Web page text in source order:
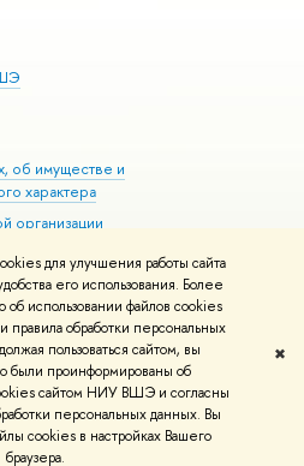
для улучшения работы сайта
его использования. Более
использовании файлов cookies
правила обработки персональных
пользоваться сайтом, вы
были проинформированы об
сайтом НИУ ВШЭ и согласны
персональных данных. Вы
cookies в настройках Вашего
браузера.
✖
об имуществе и
характера
организации
здоровья
и контакты Условия использования
Карта сайта
вШколе дизайна НИУ ВШЭ